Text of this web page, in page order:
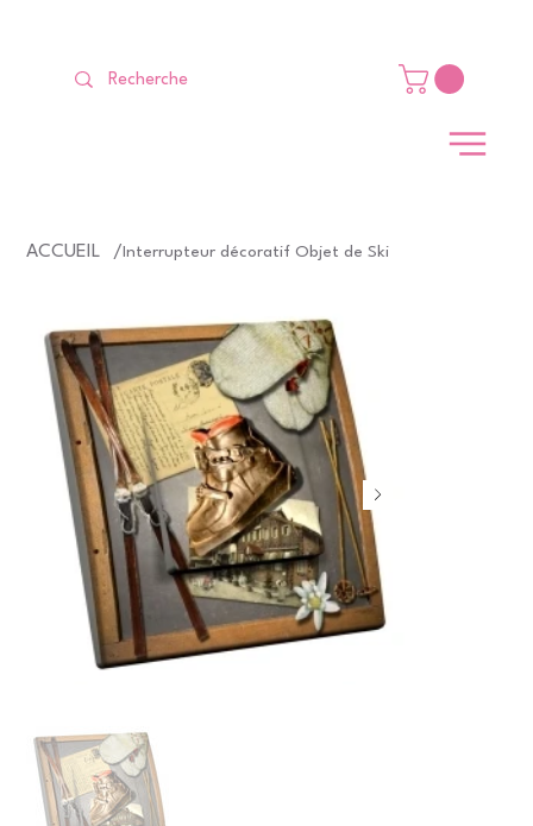
ACCUEIL /Interrupteur décoratif Objet de Ski